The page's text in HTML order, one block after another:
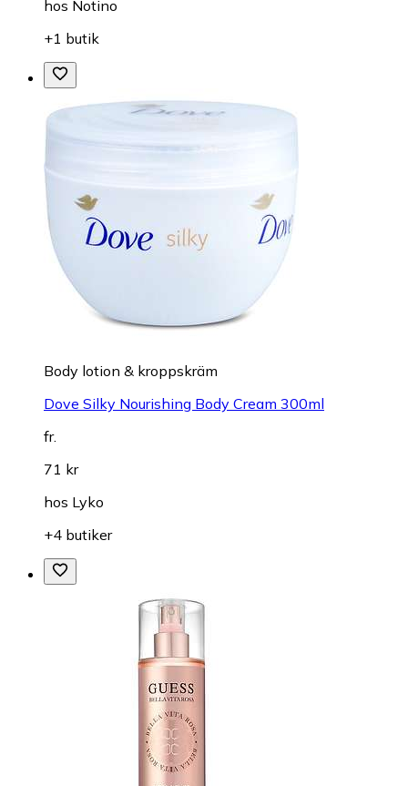
hos Notino
+1 butik
Body lotion & kroppskräm
Dove Silky Nourishing Body Cream 300ml
fr.
71 kr
hos Lyko
+4 butiker